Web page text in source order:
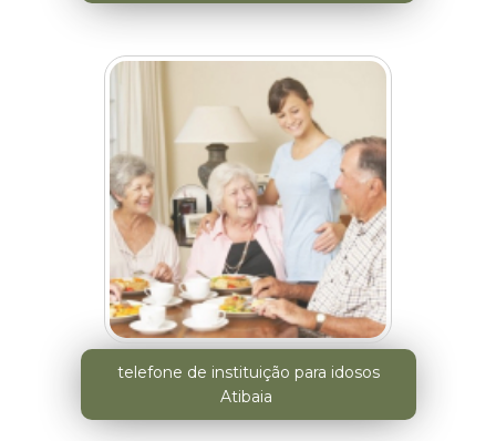
telefone de instituição para idosos
Atibaia